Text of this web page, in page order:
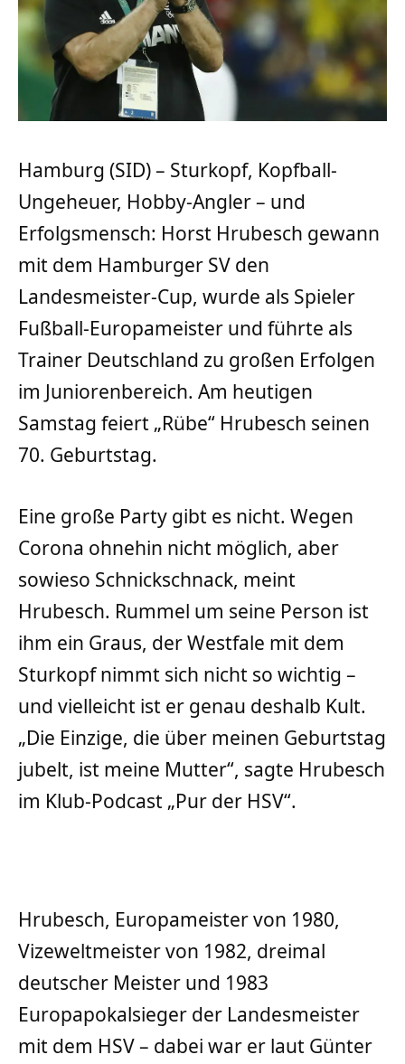
Hamburg (SID) – Sturkopf, Kopfball-
Ungeheuer, Hobby-Angler – und
Erfolgsmensch: Horst Hrubesch gewann
mit dem Hamburger SV den
Landesmeister-Cup, wurde als Spieler
Fußball-Europameister und führte als
Trainer Deutschland zu großen Erfolgen
im Juniorenbereich. Am heutigen
Samstag feiert „Rübe“ Hrubesch seinen
70. Geburtstag.
Eine große Party gibt es nicht. Wegen
Corona ohnehin nicht möglich, aber
sowieso Schnickschnack, meint
Hrubesch. Rummel um seine Person ist
ihm ein Graus, der Westfale mit dem
Sturkopf nimmt sich nicht so wichtig –
und vielleicht ist er genau deshalb Kult.
„Die Einzige, die über meinen Geburtstag
jubelt, ist meine Mutter“, sagte Hrubesch
im Klub-Podcast „Pur der HSV“.
Hrubesch, Europameister von 1980,
Vizeweltmeister von 1982, dreimal
deutscher Meister und 1983
Europapokalsieger der Landesmeister
mit dem HSV – dabei war er laut Günter